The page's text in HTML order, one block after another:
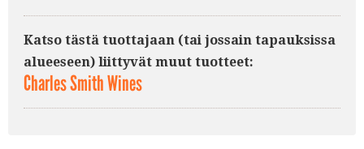
Katso tästä tuottajaan (tai jossain tapauksissa
alueeseen) liittyvät muut tuotteet:
Charles Smith Wines